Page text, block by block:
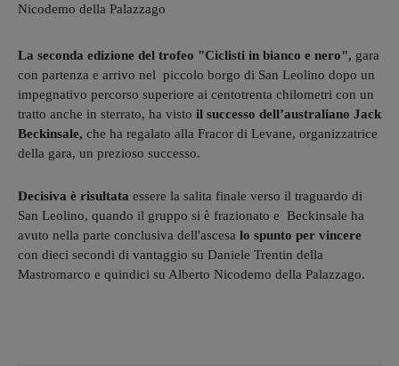
Nicodemo della Palazzago
La seconda edizione del trofeo "Ciclisti in bianco e nero", gara
con partenza e arrivo nel piccolo borgo di San Leolino dopo un
impegnativo percorso superiore ai centotrenta chilometri con un
tratto anche in sterrato, ha visto il successo dell’australiano Jack
Beckinsale, che ha regalato alla Fracor di Levane, organizzatrice
della gara, un prezioso successo.
Decisiva è risultata essere la salita finale verso il traguardo di
San Leolino, quando il gruppo si è frazionato e Beckinsale ha
avuto nella parte conclusiva dell'ascesa lo spunto per vincere
con dieci secondi di vantaggio su Daniele Trentin della
Mastromarco e quindici su Alberto Nicodemo della Palazzago.